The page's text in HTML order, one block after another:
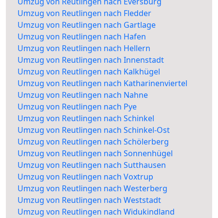
Umzug von Reutlingen nach Fledder
Umzug von Reutlingen nach Gartlage
Umzug von Reutlingen nach Hafen
Umzug von Reutlingen nach Hellern
Umzug von Reutlingen nach Innenstadt
Umzug von Reutlingen nach Kalkhügel
Umzug von Reutlingen nach Katharinenviertel
Umzug von Reutlingen nach Nahne
Umzug von Reutlingen nach Pye
Umzug von Reutlingen nach Schinkel
Umzug von Reutlingen nach Schinkel-Ost
Umzug von Reutlingen nach Schölerberg
Umzug von Reutlingen nach Sonnenhügel
Umzug von Reutlingen nach Sutthausen
Umzug von Reutlingen nach Voxtrup
Umzug von Reutlingen nach Westerberg
Umzug von Reutlingen nach Weststadt
Umzug von Reutlingen nach Widukindland